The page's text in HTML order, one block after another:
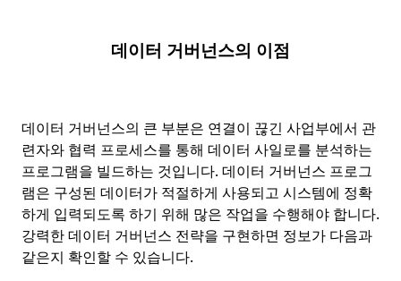
데이터 거버넌스의 이점
데이터 거버넌스의 큰 부분은 연결이 끊긴 사업부에서 관
련자와 협력 프로세스를 통해 데이터 사일로를 분석하는
프로그램을 빌드하는 것입니다. 데이터 거버넌스 프로그
램은 구성된 데이터가 적절하게 사용되고 시스템에 정확
하게 입력되도록 하기 위해 많은 작업을 수행해야 합니다.
강력한 데이터 거버넌스 전략을 구현하면 정보가 다음과
같은지 확인할 수 있습니다.